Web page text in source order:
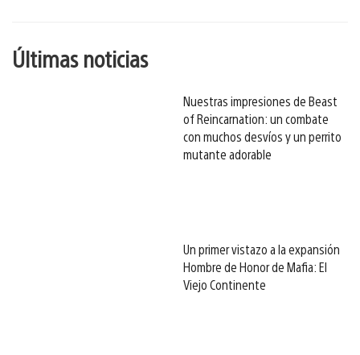
Últimas noticias
Nuestras impresiones de Beast
of Reincarnation: un combate
con muchos desvíos y un perrito
mutante adorable
Un primer vistazo a la expansión
Hombre de Honor de Mafia: El
Viejo Continente